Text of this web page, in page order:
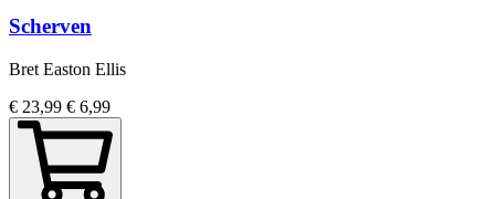
Scherven
Bret Easton Ellis
€ 23,99 € 6,99